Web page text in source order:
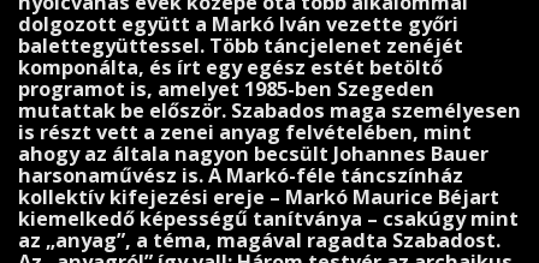
dolgozott együtt a Markó Iván vezette győri
balettegyüt­tessel. Több táncjelenet zenéjét
komponálta, és írt egy egész estét betöltő
programot is, amelyet 1985-ben Sze­geden
mutattak be először. Szabados maga személyesen
is részt vett a zenei anyag felvételében, mint
ahogy az ál­tala nagyon becsült Johannes Bauer
harsonaművész is. A Markó-féle táncszínház
kollektív kifejezési ereje – Markó Maurice Béjart
kiemelkedő képességű tanít­ványa – csakúgy mint
az „anyag”, a téma, magával ragadta Szabadost.